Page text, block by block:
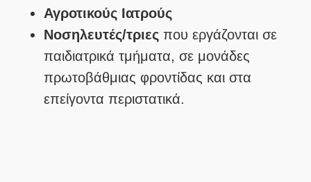
Αγροτικούς Ιατρούς
Νοσηλευτές/τριες που εργάζονται σε
παιδιατρικά τμήματα, σε μονάδες
πρωτοβάθμιας φροντίδας και στα
επείγοντα περιστατικά.